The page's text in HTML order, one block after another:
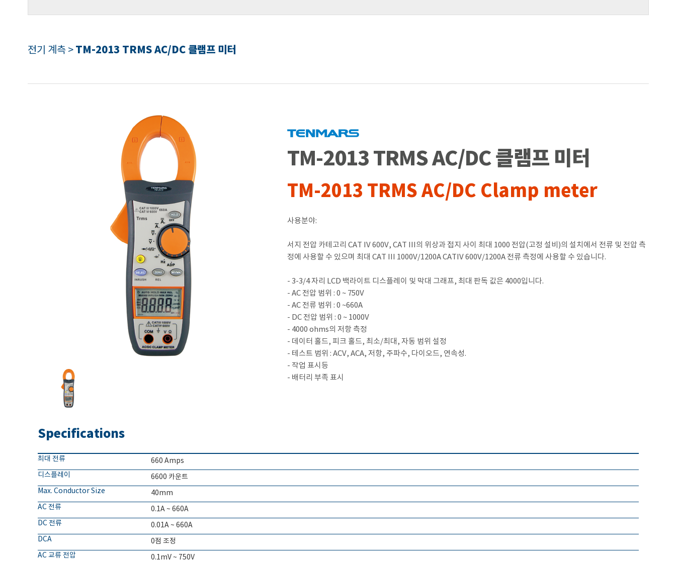
전기 계측 > TM-2013 TRMS AC/DC 클램프 미터
TM-2013 TRMS AC/DC 클램프 미터
TM-2013 TRMS AC/DC Clamp meter
사용분야:
서지 전압 카테고리 CAT IV 600V, CAT III의 위상과 접지 사이 최대 1000 전압(고정 설비)의 설치에서 전류 및 전압 측
정에 사용할 수 있으며 최대 CAT III 1000V/1200A CATIV 600V/1200A 전류 측정에 사용할 수 있습니다.
- 3-3/4 자리 LCD 백라이트 디스플레이 및 막대 그래프, 최대 판독 값은 4000입니다.
- AC 전압 범위 : 0 ~ 750V
- AC 전류 범위 : 0 ~660A
- DC 전압 범위 : 0 ~ 1000V
- 4000 ohms의 저항 측정
- 데이터 홀드, 피크 홀드, 최소/최대, 자동 범위 설정
- 테스트 범위 : ACV, ACA, 저항, 주파수, 다이오드, 연속성.
- 작업 표시등
- 배터리 부족 표시
Specifications
최대 전류
660 Amps
디스플레이
6600 카운트
Max. Conductor Size
40mm
AC 전류
0.1A ~ 660A
DC 전류
0.01A ~ 660A
DCA
0점 조정
AC 교류 전압
0.1mV ~ 750V